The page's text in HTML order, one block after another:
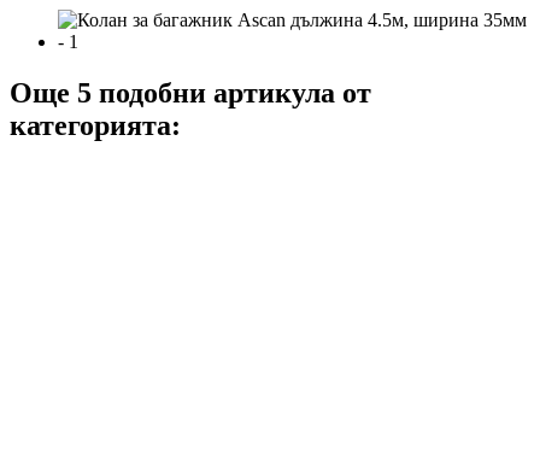
Още 5 подобни артикула от
категорията: